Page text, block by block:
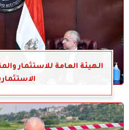
الهيئة العامة للاستثمار